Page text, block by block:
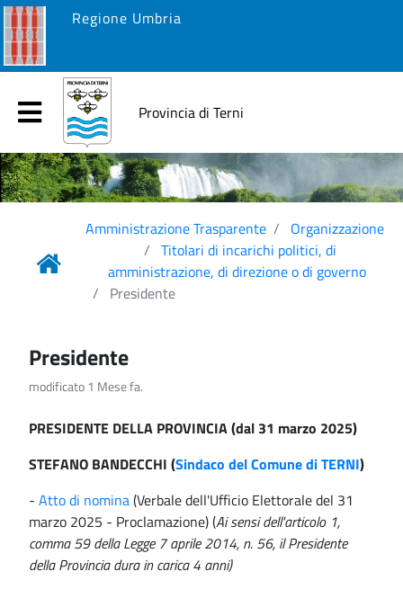
Regione Umbria
Provincia di Terni
Amministrazione Trasparente
Organizzazione
Titolari di incarichi politici, di
amministrazione, di direzione o di governo
Presidente
Presidente
modificato 1 Mese fa.
PRESIDENTE DELLA PROVINCIA (dal 31 marzo 2025)
STEFANO BANDECCHI (Sindaco del Comune di TERNI)
- Atto di nomina(Verbale dell'Ufficio Elettorale del 31
marzo 2025 - Proclamazione) (Ai sensi dell'articolo 1,
comma 59 della Legge 7 aprile 2014, n. 56, il Presidente
della Provincia dura in carica 4 anni)